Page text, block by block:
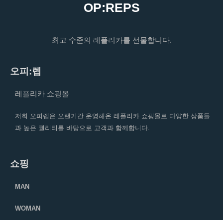
OP:REPS
최고 수준의 레플리카를 선물합니다.
오피:렙
레플리카 쇼핑몰
저희 오피렙은 오랜기간 운영해온 레플리카 쇼핑몰로 다양한 상품들
과 높은 퀄리티를 바탕으로 고객과 함께합니다.
쇼핑
MAN
WOMAN